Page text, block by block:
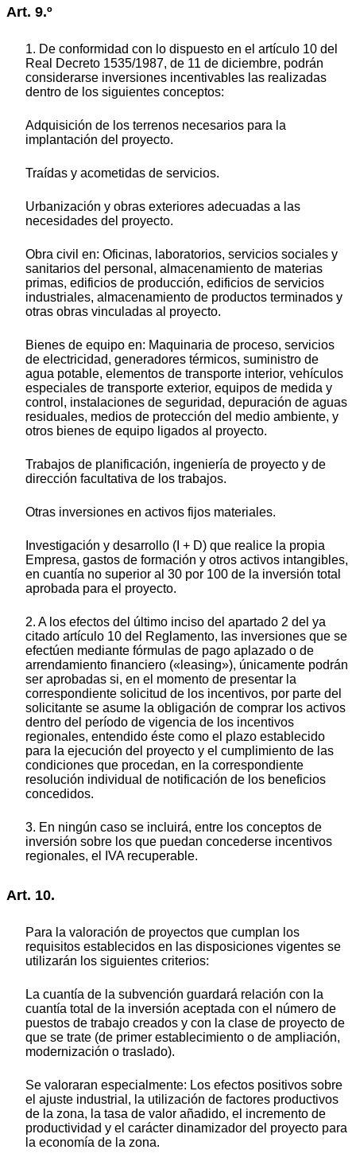
Art. 9.º
1. De conformidad con lo dispuesto en el artículo 10 del
Real Decreto 1535/1987, de 11 de diciembre, podrán
considerarse inversiones incentivables las realizadas
dentro de los siguientes conceptos:
Adquisición de los terrenos necesarios para la
implantación del proyecto.
Traídas y acometidas de servicios.
Urbanización y obras exteriores adecuadas a las
necesidades del proyecto.
Obra civil en: Oficinas, laboratorios, servicios sociales y
sanitarios del personal, almacenamiento de materias
primas, edificios de producción, edificios de servicios
industriales, almacenamiento de productos terminados y
otras obras vinculadas al proyecto.
Bienes de equipo en: Maquinaria de proceso, servicios
de electricidad, generadores térmicos, suministro de
agua potable, elementos de transporte interior, vehículos
especiales de transporte exterior, equipos de medida y
control, instalaciones de seguridad, depuración de aguas
residuales, medios de protección del medio ambiente, y
otros bienes de equipo ligados al proyecto.
Trabajos de planificación, ingeniería de proyecto y de
dirección facultativa de los trabajos.
Otras inversiones en activos fijos materiales.
Investigación y desarrollo (I + D) que realice la propia
Empresa, gastos de formación y otros activos intangibles,
en cuantía no superior al 30 por 100 de la inversión total
aprobada para el proyecto.
2. A los efectos del último inciso del apartado 2 del ya
citado artículo 10 del Reglamento, las inversiones que se
efectúen mediante fórmulas de pago aplazado o de
arrendamiento financiero («leasing»), únicamente podrán
ser aprobadas si, en el momento de presentar la
correspondiente solicitud de los incentivos, por parte del
solicitante se asume la obligación de comprar los activos
dentro del período de vigencia de los incentivos
regionales, entendido éste como el plazo establecido
para la ejecución del proyecto y el cumplimiento de las
condiciones que procedan, en la correspondiente
resolución individual de notificación de los beneficios
concedidos.
3. En ningún caso se incluirá, entre los conceptos de
inversión sobre los que puedan concederse incentivos
regionales, el IVA recuperable.
Art. 10.
Para la valoración de proyectos que cumplan los
requisitos establecidos en las disposiciones vigentes se
utilizarán los siguientes criterios:
La cuantía de la subvención guardará relación con la
cuantía total de la inversión aceptada con el número de
puestos de trabajo creados y con la clase de proyecto de
que se trate (de primer establecimiento o de ampliación,
modernización o traslado).
Se valoraran especialmente: Los efectos positivos sobre
el ajuste industrial, la utilización de factores productivos
de la zona, la tasa de valor añadido, el incremento de
productividad y el carácter dinamizador del proyecto para
la economía de la zona.